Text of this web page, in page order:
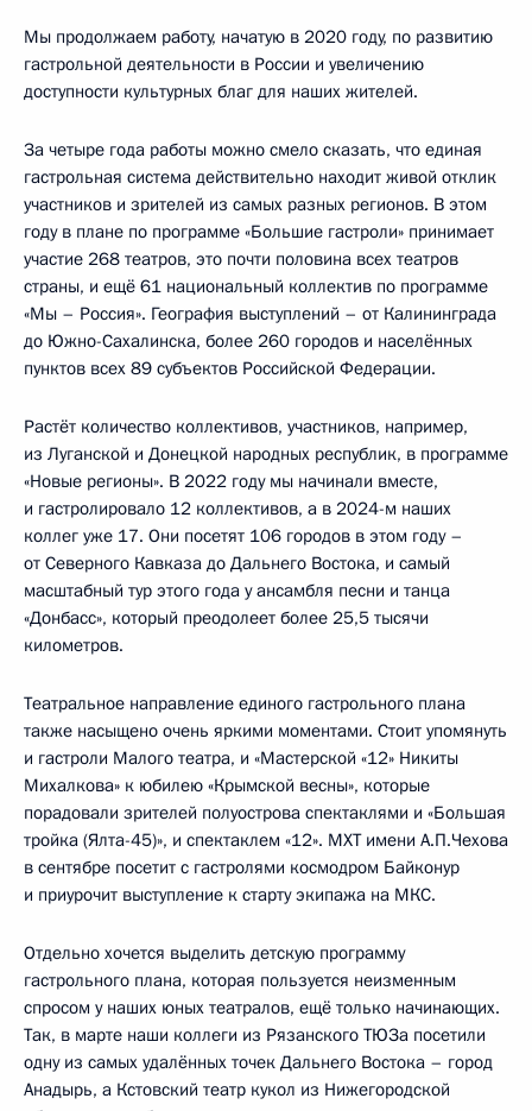
Мы продолжаем работу, начатую в 2020 году, по развитию
гастрольной деятельности в России и увеличению
доступности культурных благ для наших жителей.
За четыре года работы можно смело сказать, что единая
гастрольная система действительно находит живой отклик
участников и зрителей из самых разных регионов. В этом
году в плане по программе «Большие гастроли» принимает
участие 268 театров, это почти половина всех театров
страны, и ещё 61 национальный коллектив по программе
«Мы – Россия». География выступлений – от Калининграда
до Южно-Сахалинска, более 260 городов и населённых
пунктов всех 89 субъектов Российской Федерации.
Растёт количество коллективов, участников, например,
из Луганской и Донецкой народных республик, в программе
«Новые регионы». В 2022 году мы начинали вместе,
и гастролировало 12 коллективов, а в 2024-м наших
коллег уже 17. Они посетят 106 городов в этом году –
от Северного Кавказа до Дальнего Востока, и самый
масштабный тур этого года у ансамбля песни и танца
«Донбасс», который преодолеет более 25,5 тысячи
километров.
Театральное направление единого гастрольного плана
также насыщено очень яркими моментами. Стоит упомянуть
и гастроли Малого театра, и «Мастерской «12» Никиты
Михалкова» к юбилею «Крымской весны», которые
порадовали зрителей полуострова спектаклями и «Большая
тройка (Ялта-45)», и спектаклем «12». МХТ имени А.П.Чехова
в сентябре посетит с гастролями космодром Байконур
и приурочит выступление к старту экипажа на МКС.
Отдельно хочется выделить детскую программу
гастрольного плана, которая пользуется неизменным
спросом у наших юных театралов, ещё только начинающих.
Так, в марте наши коллеги из Рязанского ТЮЗа посетили
одну из самых удалённых точек Дальнего Востока – город
Анадырь, а Кстовский театр кукол из Нижегородской